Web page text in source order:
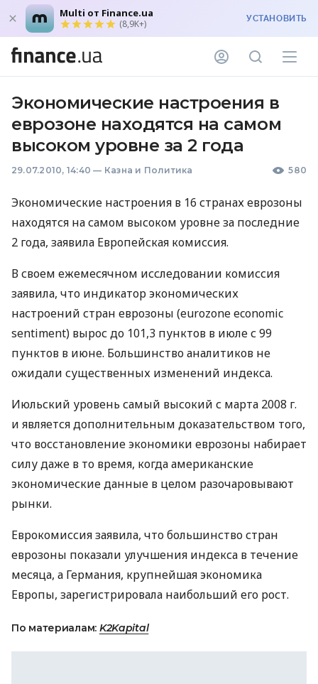
Multi от Finance.ua
(8,9K+) УСТАНОВИТЬ
Экономические настроения в
еврозоне находятся на самом
высоком уровне за 2 года
29.07.2010, 14:40 — Казна и Политика 580
Экономические настроения в 16 странах еврозоны
находятся на самом высоком уровне за последние
2 года, заявила Европейская комиссия.
В своем ежемесячном исследовании комиссия
заявила, что индикатор экономических
настроений стран еврозоны (eurozone economic
sentiment) вырос до 101,3 пунктов в июле с 99
пунктов в июне. Большинство аналитиков не
ожидали существенных изменений индекса.
Июльский уровень самый высокий с марта 2008 г.
и является дополнительным доказательством того,
что восстановление экономики еврозоны набирает
силу даже в то время, когда американские
экономические данные в целом разочаровывают
рынки.
Еврокомиссия заявила, что большинство стран
еврозоны показали улучшения индекса в течение
месяца, а Германия, крупнейшая экономика
Европы, зарегистрировала наибольший его рост.
По материалам: K2Kapital